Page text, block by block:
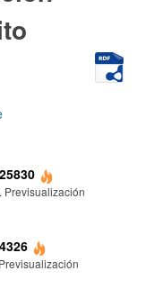
Previsualización